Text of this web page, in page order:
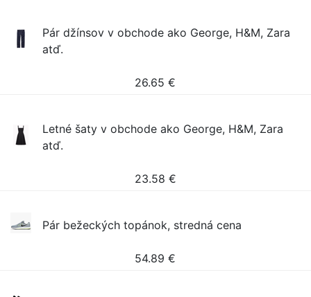
Pár džínsov v obchode ako George, H&M, Zara
atď.
26.65 €
Letné šaty v obchode ako George, H&M, Zara
atď.
23.58 €
Pár bežeckých topánok, stredná cena
54.89 €